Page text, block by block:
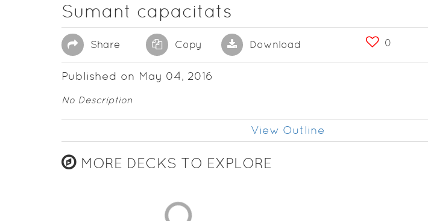
Sumant capacitats
Share Copy Download 0
Published on May 04, 2016
No Description
View Outline
MORE DECKS TO EXPLORE